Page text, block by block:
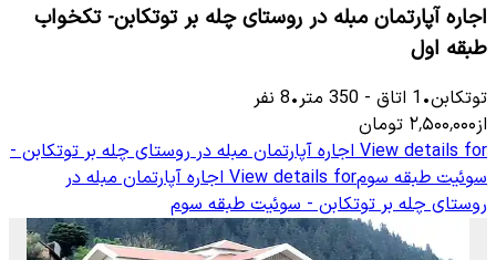
اجاره آپارتمان مبله در روستای چله بر توتکابن- تکخواب
طبقه اول
توتكابن•
1 اتاق -
350 متر•
8 نفر
از۲٬۵۰۰٬۰۰۰ تومان
View details for اجاره آپارتمان مبله در روستای چله بر توتکابن -
سوئیت طبقه سومView details for اجاره آپارتمان مبله در
روستای چله بر توتکابن - سوئیت طبقه سوم